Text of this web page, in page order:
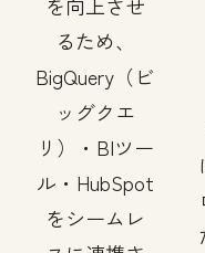
るため、
BigQuery（ビ
ッグクエ
リ）・BIツー
ル・HubSpot
をシームレ